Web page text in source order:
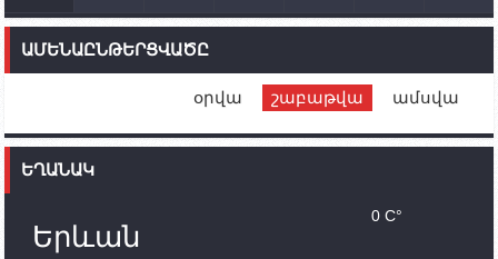
ունեն. կիպրոսցի խորհրդարանականը՝ Ալեն
Ֆրանսիայի ԱԳ նախարարը կայցելի Հայաստան
պատասխանատուներ կմնան ԼՂ-ում՝ մինչև
որոնողափրկարարական աշխատանքների
ԱՄԵՆԱԸՆԹԵՐՑՎԱԾԸ
օրվա շաբաթվա ամսվա
ԵՂԱՆԱԿ
Երևան
0 C°